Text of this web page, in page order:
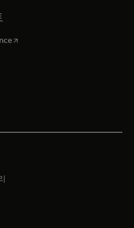
새 탭에서 열림
열림
열림